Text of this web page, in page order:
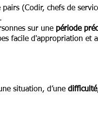
pairs (Codir, chefs de
sur une période
facile d'appropriation et
situation, d’une difficulté